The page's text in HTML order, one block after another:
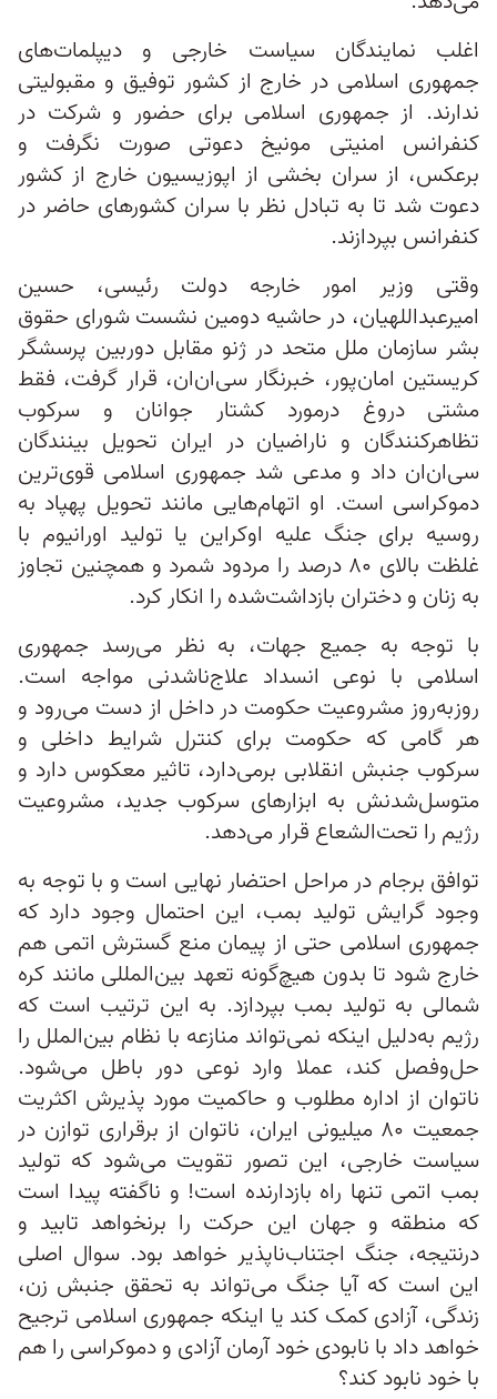
اغلب نمایندگان سیاست خارجی و دیپلمات‌های
جمهوری اسلامی در خارج از کشور توفیق و مقبولیتی
ندارند. از جمهوری اسلامی برای حضور و شرکت در
کنفرانس امنیتی مونیخ دعوتی صورت نگرفت و
برعکس، از سران بخشی از اپوزیسیون خارج از کشور
دعوت شد تا به تبادل نظر با سران کشورهای حاضر در
کنفرانس بپردازند.
وقتی وزیر امور خارجه دولت رئیسی، حسین
امیرعبداللهیان، در حاشیه دومین نشست شورای حقوق
بشر سازمان ملل متحد در ژنو مقابل دوربین پرسشگر
کریستین امان‌پور، خبرنگار سی‌ان‌ان، قرار گرفت، فقط
مشتی دروغ درمورد کشتار جوانان و سرکوب
تظاهرکنندگان و ناراضیان در ایران تحویل بینندگان
سی‌ان‌ان داد و مدعی شد جمهوری اسلامی قوی‌ترین
دموکراسی است. او اتهام‌هایی مانند تحویل پهپاد به
روسیه برای جنگ علیه اوکراین یا تولید اورانیوم با
غلظت بالای ۸۰ درصد را مردود شمرد و همچنین تجاوز
به زنان و دختران بازداشت‌شده را انکار کرد.
با توجه به جمیع جهات، به نظر می‌رسد جمهوری
اسلامی با نوعی انسداد علاج‌ناشدنی مواجه است.
روزبه‌روز مشروعیت حکومت در داخل از دست می‌رود و
هر گامی که حکومت برای کنترل شرایط داخلی و
سرکوب جنبش انقلابی برمی‌دارد، تاثیر معکوس دارد و
متوسل‌شدنش به ابزارهای سرکوب جدید، مشروعیت
رژیم را تحت‌الشعاع قرار می‌دهد.
توافق برجام در مراحل احتضار نهایی است و با توجه به
وجود گرایش تولید بمب، این احتمال وجود دارد که
جمهوری اسلامی حتی از پیمان منع گسترش اتمی هم
خارج شود تا بدون هیچ‌گونه تعهد بین‌المللی مانند کره
شمالی به تولید بمب بپردازد. به این ترتیب است که
رژیم به‌دلیل اینکه نمی‌تواند منازعه با نظام بین‌الملل را
حل‌وفصل کند، عملا وارد نوعی دور باطل می‌شود.
ناتوان از اداره مطلوب و حاکمیت مورد پذیرش اکثریت
جمعیت ۸۰ میلیونی ایران، ناتوان از برقراری توازن در
سیاست خارجی، این تصور تقویت می‌شود که تولید
بمب اتمی تنها راه بازدارنده است! و ناگفته پیدا است
که منطقه و جهان این حرکت را برنخواهد تابید و
درنتیجه، جنگ اجتناب‌ناپذیر خواهد بود. سوال اصلی
این است که آیا جنگ می‌تواند به تحقق جنبش زن،
زندگی، آزادی کمک کند یا اینکه جمهوری اسلامی ترجیح
خواهد داد با نابودی خود آرمان آزادی و دموکراسی را هم
با خود نابود کند؟